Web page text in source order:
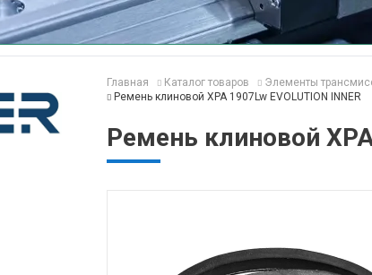
Главная Каталог товаров Элементы
Ремень клиновой XPA 1907Lw EVOLUTION INNER
Ремень клиновой